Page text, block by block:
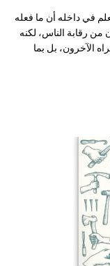
في داخله أن ما فعله
من رقابة الناس، لكنه
الآخرون، بل بما